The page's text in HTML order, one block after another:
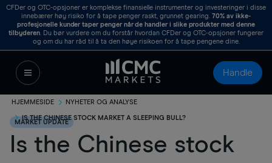
CFDer og OTC-opsjoner er komplekse finansielle instrumenter og investeringer i disse
innebærer høy risiko for å tape penger raskt, grunnet gearing.70% av ikke-
profesjonelle kunder taper penger når de handler i slike produkter med denne
tilbyderen. Du bør vurdere om du forstår hvordan CFDer og OTC-opsjoner fungerer
og om du har råd til å ta den høye risikoen for å tape pengene dine.
Handle
HJEMMESIDE NYHETER OG ANALYSE
IS THE CHINESE STOCK MARKET A SLEEPING BULL?
MARKET UPDATE
Is the Chinese stock